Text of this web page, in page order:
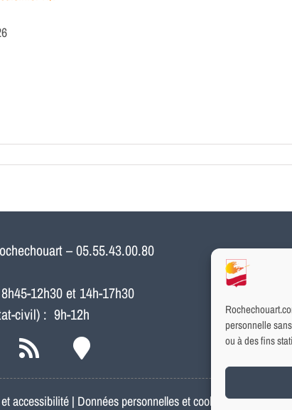
personnelle
ou à des fins
– 05.55.43.00.80
12h30 et 14h-17h30
civil) : 9h-12h
accessibilité | Données personnelles et cookies|Mentions